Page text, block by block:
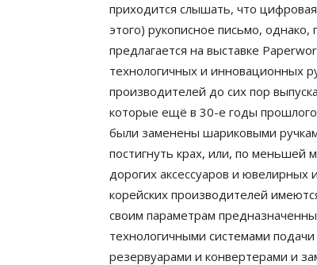
приходится слышать, что
этого) рукописное письмо,
предлагается на выставке
технологичных и инновационных
производителей до сих пор
которые ещё в 30-е годы
были заменены шариковыми
постигнуть крах, или, по меньшей
дорогих аксессуаров и ювелирных
корейских производителей
своим параметрам
технологичными системами
резервуарами и конвертерами и